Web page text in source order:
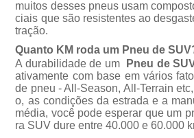
muitos desses pneus usam
ciais que são resistentes ao
tração.
Quanto KM roda um Pneu de
A durabilidade de um
Pneu de
ativamente com base em vários
de pneu - All-Season, All-Terrain
o, as condições da estrada e a
média, você pode esperar que um
ra SUV dure entre 40.000 e 60.000